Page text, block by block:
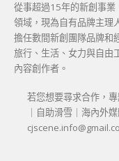
從事超過15年的新創事
領域，現為自有品牌主理
擔任數間新創團隊品牌和
旅行、生活、女力與自由
內容創作者。
若您想要尋求合作，
｜自助滑雪｜海內外